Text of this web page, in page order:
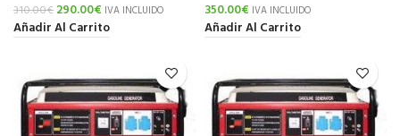
310.00€ 290.00€ IVA INCLUIDO
Añadir Al Carrito
350.00€ IVA INCLUIDO
Añadir Al Carrito